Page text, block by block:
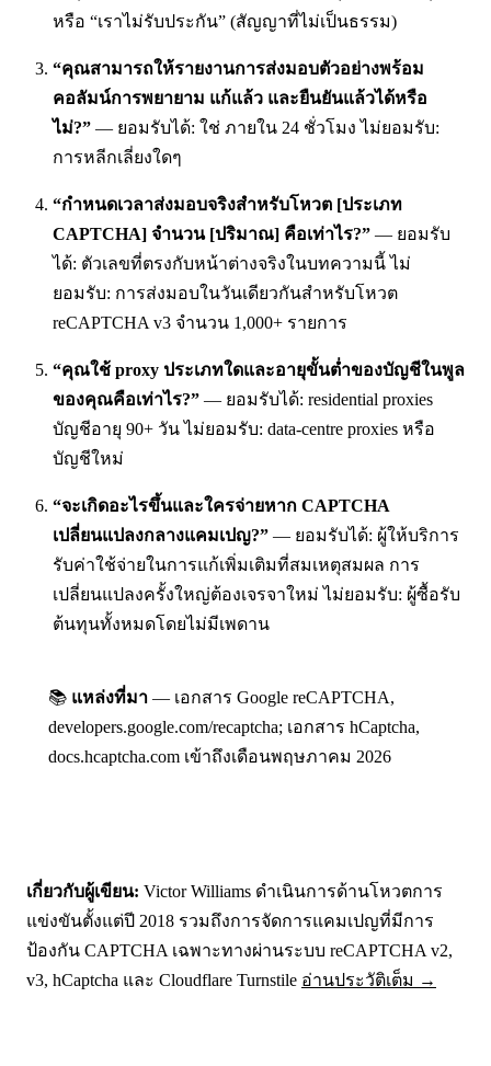
หรือ “เราไม่รับประกัน” (สัญญาที่ไม่เป็นธรรม)
“คุณสามารถให้รายงานการส่งมอบตัวอย่างพร้อม
คอลัมน์การพยายาม แก้แล้ว และยืนยันแล้วได้หรือ
ไม่?” — ยอมรับได้: ใช่ ภายใน 24 ชั่วโมง ไม่ยอมรับ:
การหลีกเลี่ยงใดๆ
“กำหนดเวลาส่งมอบจริงสำหรับโหวต [ประเภท
CAPTCHA] จำนวน [ปริมาณ] คือเท่าไร?” — ยอมรับ
ได้: ตัวเลขที่ตรงกับหน้าต่างจริงในบทความนี้ ไม่
ยอมรับ: การส่งมอบในวันเดียวกันสำหรับโหวต
reCAPTCHA v3 จำนวน 1,000+ รายการ
“คุณใช้ proxy ประเภทใดและอายุขั้นต่ำของบัญชีในพูล
ของคุณคือเท่าไร?” — ยอมรับได้: residential proxies
บัญชีอายุ 90+ วัน ไม่ยอมรับ: data-centre proxies หรือ
บัญชีใหม่
“จะเกิดอะไรขึ้นและใครจ่ายหาก CAPTCHA
เปลี่ยนแปลงกลางแคมเปญ?” — ยอมรับได้: ผู้ให้บริการ
รับค่าใช้จ่ายในการแก้เพิ่มเติมที่สมเหตุสมผล การ
เปลี่ยนแปลงครั้งใหญ่ต้องเจรจาใหม่ ไม่ยอมรับ: ผู้ซื้อรับ
ต้นทุนทั้งหมดโดยไม่มีเพดาน
📚 แหล่งที่มา — เอกสาร Google reCAPTCHA,
developers.google.com/recaptcha; เอกสาร hCaptcha,
docs.hcaptcha.com เข้าถึงเดือนพฤษภาคม 2026
เกี่ยวกับผู้เขียน: Victor Williams ดำเนินการด้านโหวตการ
แข่งขันตั้งแต่ปี 2018 รวมถึงการจัดการแคมเปญที่มีการ
ป้องกัน CAPTCHA เฉพาะทางผ่านระบบ reCAPTCHA v2,
v3, hCaptcha และ Cloudflare Turnstile อ่านประวัติเต็ม →